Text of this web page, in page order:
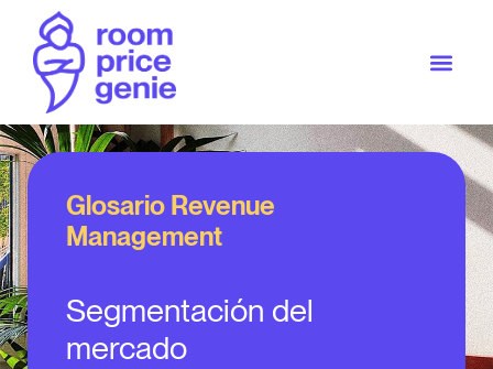
Glosario Revenue
Management
Segmentación del
mercado